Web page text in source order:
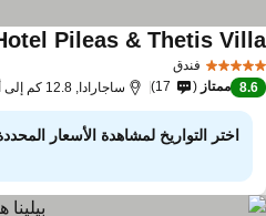
فندق
Hotel Pileas & Thetis
8.6 ممتاز 17 ساجارادا, 12.8 كم إلى أفيتوس
اختر التواريخ لمشاهدة الأسعار المحددة